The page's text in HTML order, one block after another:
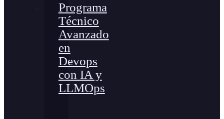
Programa
Técnico
Avanzado
en
Devops
con IA y
LLMOps